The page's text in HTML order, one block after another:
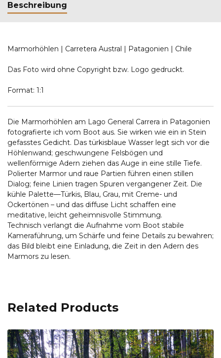
Beschreibung
Marmorhöhlen | Carretera Austral | Patagonien | Chile
Das Foto wird ohne Copyright bzw. Logo gedruckt.
Format: 1:1
Die Marmorhöhlen am Lago General Carrera in Patagonien
fotografierte ich vom Boot aus. Sie wirken wie ein in Stein
gefasstes Gedicht. Das türkisblaue Wasser legt sich vor die
Höhlenwand; geschwungene Felsbögen und
wellenförmige Adern ziehen das Auge in eine stille Tiefe.
Polierter Marmor und raue Partien führen einen stillen
Dialog; feine Linien tragen Spuren vergangener Zeit. Die
kühle Palette—Türkis, Blau, Grau, mit Creme- und
Ockertönen – und das diffuse Licht schaffen eine
meditative, leicht geheimnisvolle Stimmung.
Technisch verlangt die Aufnahme vom Boot stabile
Kameraführung, um Schärfe und feine Details zu bewahren;
das Bild bleibt eine Einladung, die Zeit in den Adern des
Marmors zu lesen.
Related Products